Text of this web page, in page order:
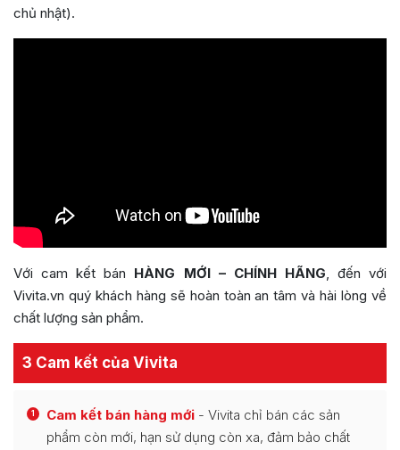
chủ nhật).
Với cam kết bán HÀNG MỚI – CHÍNH HÃNG, đến với
Vivita.vn quý khách hàng sẽ hoàn toàn an tâm và hài lòng về
chất lượng sản phẩm.
3 Cam kết của Vivita
1 Cam kết bán hàng mới - Vivita chỉ bán các sản
phẩm còn mới, hạn sử dụng còn xa, đảm bảo chất